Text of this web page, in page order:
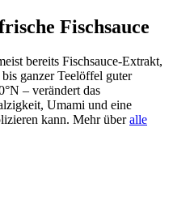
Fischsauce
bereits Fischsauce-Extrakt,
ganzer Teelöffel guter
– verändert das
Umami und eine
kann. Mehr überalle